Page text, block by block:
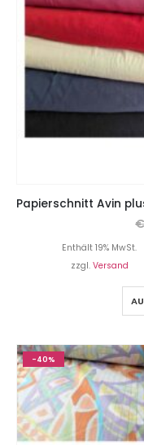
Enthält 19% MwSt.
zzgl. Versand
-40%